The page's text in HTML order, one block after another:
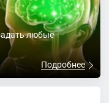
любые
Подробнее